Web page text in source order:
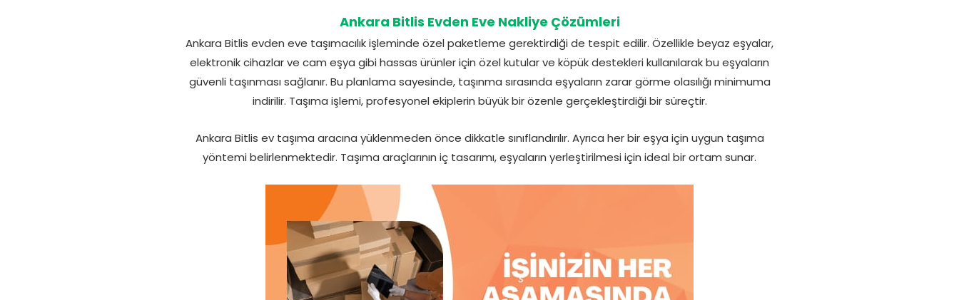
Ankara Bitlis Evden Eve Nakliye Çözümleri
Ankara Bitlis evden eve taşımacılık işleminde özel paketleme gerektirdiği de tespit edilir. Özellikle beyaz eşyalar,
elektronik cihazlar ve cam eşya gibi hassas ürünler için özel kutular ve köpük destekleri kullanılarak bu eşyaların
güvenli taşınması sağlanır. Bu planlama sayesinde, taşınma sırasında eşyaların zarar görme olasılığı minimuma
indirilir. Taşıma işlemi, profesyonel ekiplerin büyük bir özenle gerçekleştirdiği bir süreçtir.
Ankara Bitlis ev taşıma aracına yüklenmeden önce dikkatle sınıflandırılır. Ayrıca her bir eşya için uygun taşıma
yöntemi belirlenmektedir. Taşıma araçlarının iç tasarımı, eşyaların yerleştirilmesi için ideal bir ortam sunar.